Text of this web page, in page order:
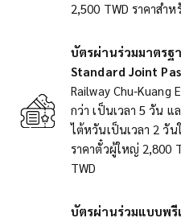
2,500 TWD ราคาสำ
บัตรผ่านร่วมมาตรฐ
Standard Joint
Railway Chu-Kuang
กว่า เป็นเวลา 5 วัน แ
ไต้หวันเป็นเวลา 2 วั
ราคาตั๋วผู้ใหญ่ 2,800
TWD
บัตรผ่านร่วมแบบพรี